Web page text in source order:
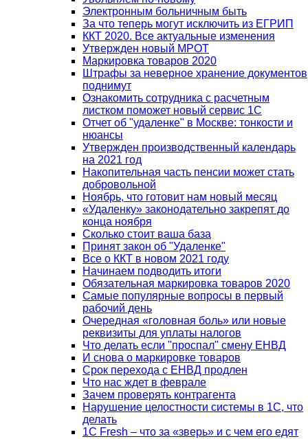
Электронным больничным быть
За что теперь могут исключить из ЕГРИП
ККТ 2020. Все актуальные изменения
Утвержден новый МРОТ
Маркировка товаров 2020
Штрафы за неверное хранение документов
поднимут
Ознакомить сотрудника с расчетным
листком поможет новый сервис 1С
Отчет об "удаленке" в Москве: тонкости и
нюансы
Утвержден производственный календарь
на 2021 год
Накопительная часть пенсии может стать
добровольной
Ноябрь, что готовит нам новый месяц
«Удаленку» законодательно закрепят до
конца ноября
Сколько стоит ваша база
Принят закон об "Удаленке"
Все о ККТ в новом 2021 году
Начинаем подводить итоги
Обязательная маркировка товаров 2020
Самые популярные вопросы в первый
рабочий день
Очередная «головная боль» или новые
реквизиты для уплаты налогов
Что делать если "проспал" смену ЕНВД
И снова о маркировке товаров
Срок перехода с ЕНВД продлен
Что нас ждет в феврале
Зачем проверять контрагента
Нарушение целостности системы в 1С, что
делать
1С Fresh – что за «зверь» и с чем его едят